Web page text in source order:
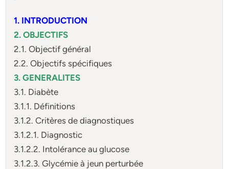
1. INTRODUCTION
2. OBJECTIFS
2.1. Objectif général
2.2. Objectifs spécifiques
3. GENERALITES
3.1. Diabète
3.1.1. Définitions
3.1.2. Critères de diagnostiques
3.1.2.1. Diagnostic
3.1.2.2. Intolérance au glucose
3.1.2.3. Glycémie à jeun perturbée